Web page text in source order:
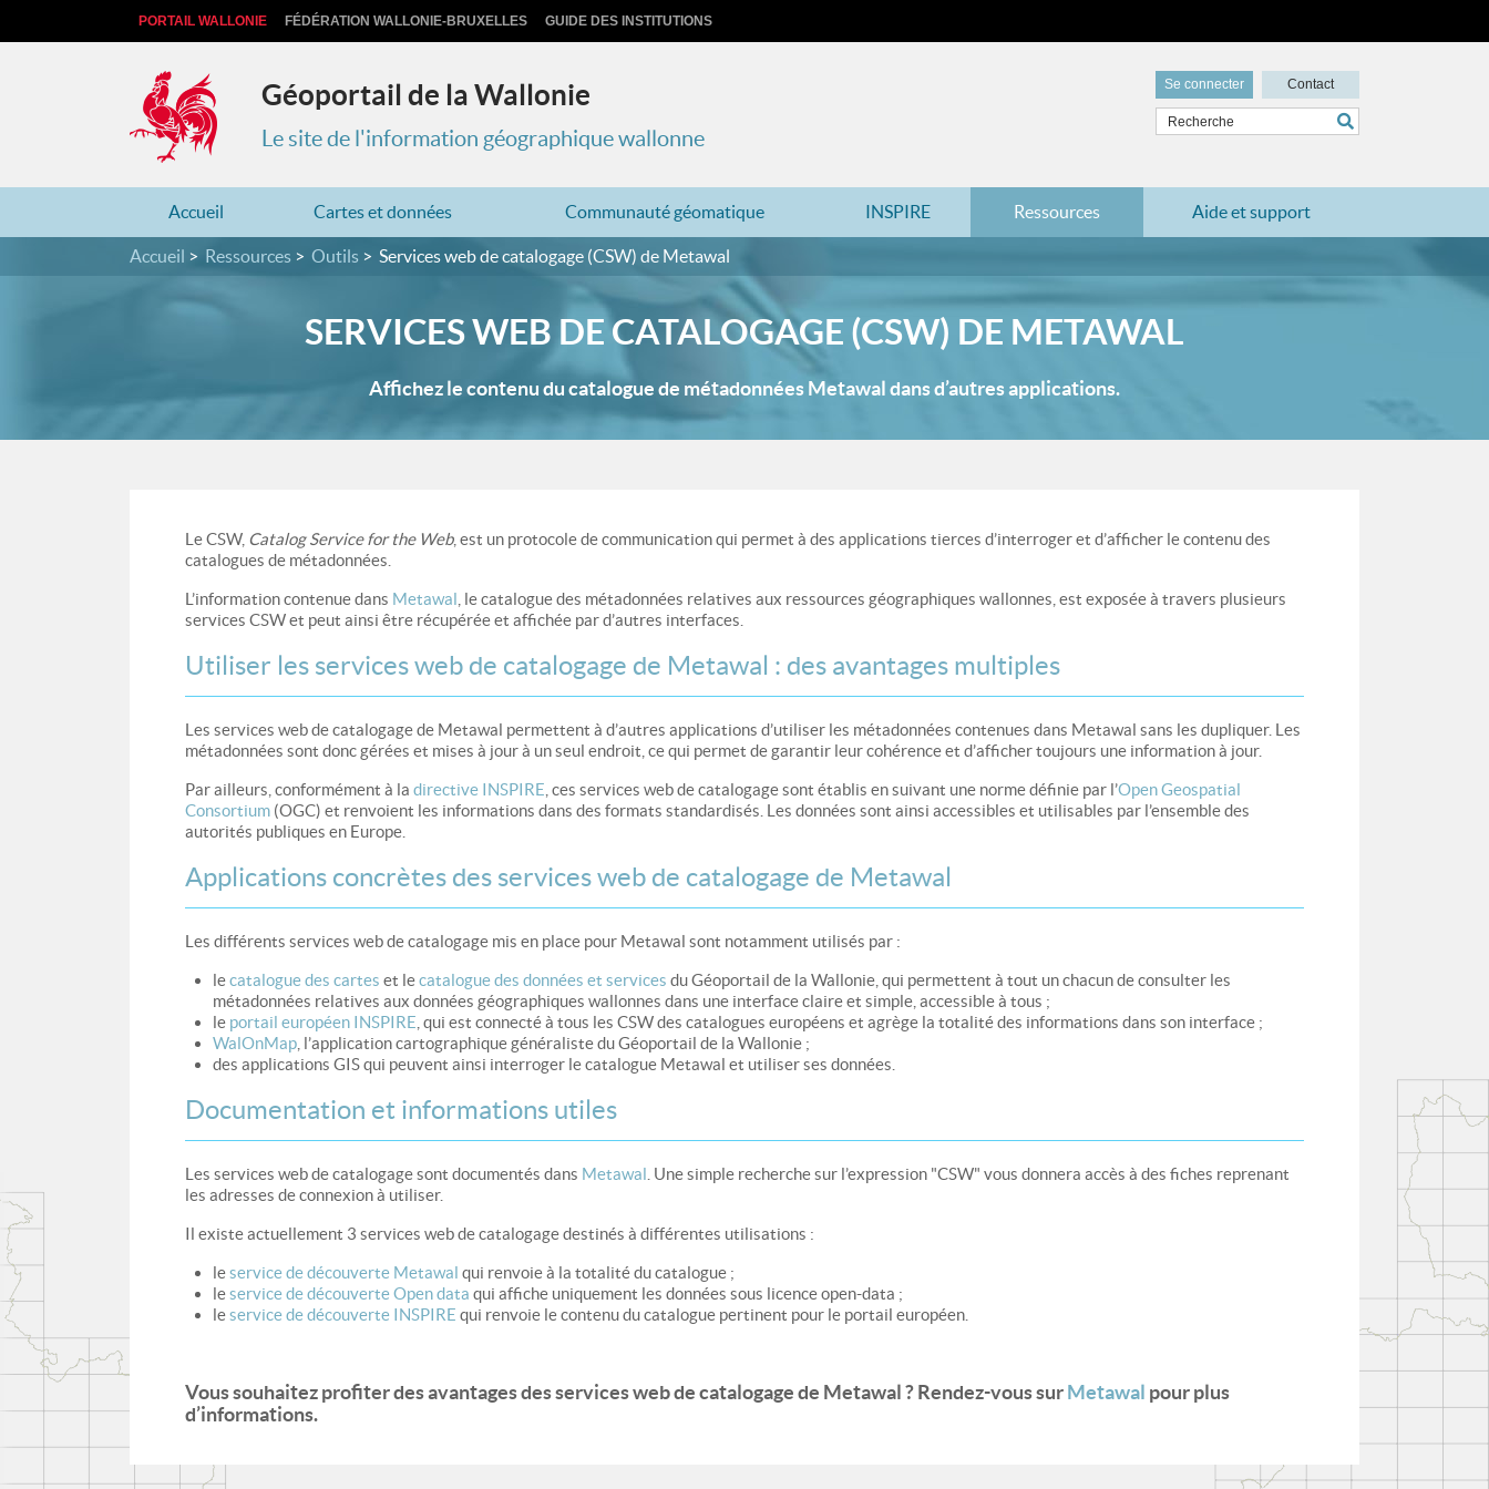
PORTAIL WALLONIE FÉDÉRATION WALLONIE-BRUXELLES GUIDE DES INSTITUTIONS
Géoportail de la Wallonie
Le site de l'information géographique wallonne
Se connecter Contact
Accueil Cartes et données Communauté géomatique INSPIRE Ressources Aide et support
Accueil Ressources Outils Services web de catalogage (CSW) de Metawal
SERVICES WEB DE CATALOGAGE (CSW) DE METAWAL
Affichez le contenu du catalogue de métadonnées Metawal dans d’autres applications.
Le CSW, Catalog Service for the Web, est un protocole de communication qui permet à des applications tierces d’interroger et d’afficher le contenu des
catalogues de métadonnées.
L’information contenue dans Metawal , le catalogue des métadonnées relatives aux ressources géographiques wallonnes, est exposée à travers plusieurs
services CSW et peut ainsi être récupérée et affichée par d’autres interfaces.
Utiliser les services web de catalogage de Metawal : des avantages multiples
Les services web de catalogage de Metawal permettent à d’autres applications d’utiliser les métadonnées contenues dans Metawal sans les dupliquer. Les
métadonnées sont donc gérées et mises à jour à un seul endroit, ce qui permet de garantir leur cohérence et d’afficher toujours une information à jour.
Par ailleurs, conformément à la directive INSPIRE , ces services web de catalogage sont établis en suivant une norme définie par l’Open Geospatial
Consortium (OGC) et renvoient les informations dans des formats standardisés. Les données sont ainsi accessibles et utilisables par l’ensemble des
autorités publiques en Europe.
Applications concrètes des services web de catalogage de Metawal
Les différents services web de catalogage mis en place pour Metawal sont notamment utilisés par :
lecatalogue des cartes et lecatalogue des données et services du Géoportail de la Wallonie, qui permettent à tout un chacun de consulter les
métadonnées relatives aux données géographiques wallonnes dans une interface claire et simple, accessible à tous ;
le portail européen INSPIRE , qui est connecté à tous les CSW des catalogues européens et agrège la totalité des informations dans son interface ;
WalOnMap , l’application cartographique généraliste du Géoportail de la Wallonie ;
des applications GIS qui peuvent ainsi interroger le catalogue Metawal et utiliser ses données.
Documentation et informations utiles
Les services web de catalogage sont documentés dans Metawal . Une simple recherche sur l’expression "CSW" vous donnera accès à des fiches reprenant
les adresses de connexion à utiliser.
Il existe actuellement 3 services web de catalogage destinés à différentes utilisations :
leservice de découverte Metawal qui renvoie à la totalité du catalogue ;
leservice de découverte Open data qui affiche uniquement les données sous licence open-data ;
leservice de découverte INSPIRE qui renvoie le contenu du catalogue pertinent pour le portail européen.
Vous souhaitez profiter des avantages des services web de catalogage de Metawal ? Rendez-vous surMetawal pour plus
d’informations.